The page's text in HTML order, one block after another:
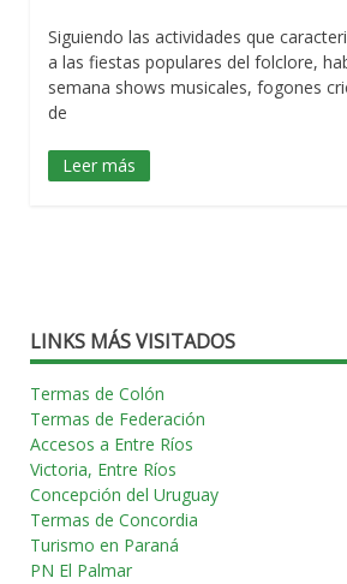
Siguiendo las actividades que
a las fiestas populares del folclore,
semana shows musicales, fogones
de
Leer más
LINKS MÁS VISITADOS
Termas de Colón
Termas de Federación
Accesos a Entre Ríos
Victoria, Entre Ríos
Concepción del Uruguay
Termas de Concordia
Turismo en Paraná
PN El Palmar